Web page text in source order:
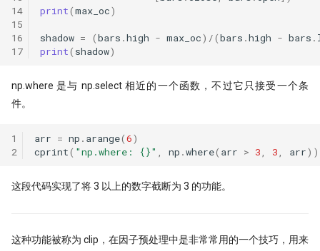
14
15
16
17
print(max_oc)
shadow = (bars .high - max_oc) /(bars .high - bars .
print( shadow)
np.where 是与 np.select 相近的一个函数，不过它只接受一个条
件。
1
2
arr = np . arange(6)
cprint( "np.where: {}" np .where( arr > 3 3 arr))
这段代码实现了将 3 以上的数字截断为 3 的功能。
这种功能被称为 clip，在因子预处理中是非常常用的一个技巧，用来